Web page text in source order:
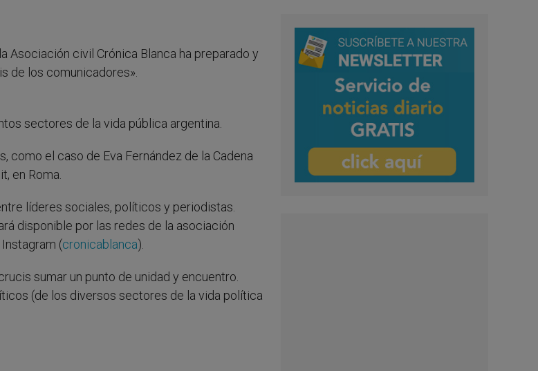
Asociación civil Crónica Blanca ha preparado y
de los comunicadores».
sectores de la vida pública argentina.
como el caso de Eva Fernández de la Cadena
en Roma.
líderes sociales, políticos y periodistas.
disponible por las redes de la asociación
Instagram (cronicablanca).
sumar un punto de unidad y encuentro.
(de los diversos sectores de la vida política